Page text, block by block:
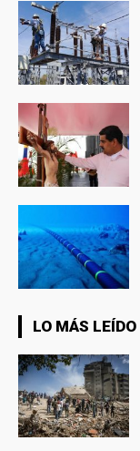
LO MÁS LEÍDO